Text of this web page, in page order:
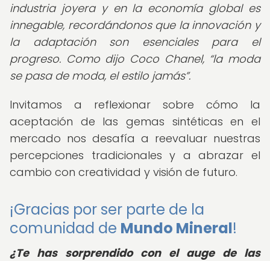
industria joyera y en la economía global es
innegable, recordándonos que la innovación y
la adaptación son esenciales para el
progreso. Como dijo Coco Chanel, la moda
se pasa de moda, el estilo jamás .
Invitamos a reflexionar sobre cómo la
aceptación de las gemas sintéticas en el
mercado nos desafía a reevaluar nuestras
percepciones tradicionales y a abrazar el
cambio con creatividad y visión de futuro.
¡Gracias por ser parte de la
comunidad de Mundo Mineral!
¿Te has sorprendido con el auge de las